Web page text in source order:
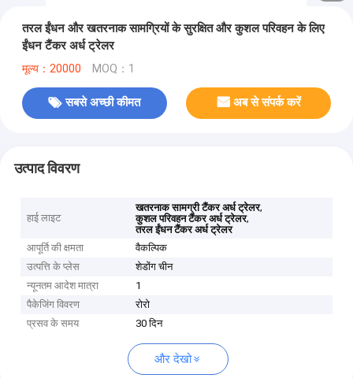
तरल ईंधन और खतरनाक सामग्रियों के सुरक्षित और कुशल परिवहन के लिए
ईंधन टैंकर अर्ध ट्रेलर
मूल्य：20000 MOQ：1
सबसे अच्छी कीमत अब से संपर्क करें
उत्पाद विवरण
हाई लाइट
खतरनाक सामग्री टैंकर अर्ध ट्रेलर,
कुशल परिवहन टैंकर अर्ध ट्रेलर,
तरल ईंधन टैंकर अर्ध ट्रेलर
आपूर्ति की क्षमता
वैकल्पिक
उत्पत्ति के प्लेस
शेडोंग चीन
न्यूनतम आदेश मात्रा
1
पैकेजिंग विवरण
रोरो
प्रसव के समय
30 दिन
और देखो